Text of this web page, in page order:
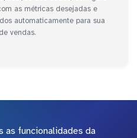
as métricas desejadas e
automaticamente para sua
vendas.
as funcionalidades da